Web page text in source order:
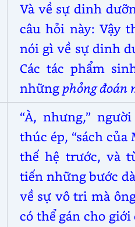
Và về sự dinh
câu hỏi này: Vậy
nói gì về sự dinh
Các tác phẩm
những phỏng đoán
“À, nhưng,”
thúc ép, “sách của
thế hệ trước, và
tiến những bước
về sự vô tri mà
có thể gán cho